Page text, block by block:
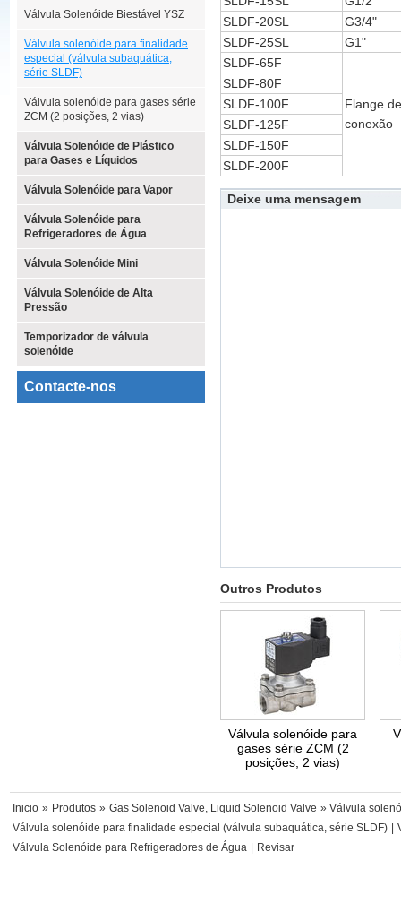
Válvula Solenóide Biestável YSZ
Válvula solenóide para finalidade
especial (válvula subaquática,
série SLDF)
Válvula solenóide para gases série
ZCM (2 posições, 2 vias)
Válvula Solenóide de Plástico
para Gases e Líquidos
Válvula Solenóide para Vapor
Válvula Solenóide para
Refrigeradores de Água
Válvula Solenóide Mini
Válvula Solenóide de Alta
Pressão
Temporizador de válvula
solenóide
Contacte-nos
SLDF-20SL
G3/4"
SLDF-25SL
G1"
SLDF-65F
Flange de
conexão
SLDF-80F
SLDF-100F
SLDF-125F
SLDF-150F
SLDF-200F
Deixe uma mensagem
Outros Produtos
Válvula solenóide para
gases série ZCM (2
posições, 2 vias)
Inicio » Produtos » Gas Solenoid Valve, Liquid Solenoid Valve » Válvula
Válvula solenóide para finalidade especial (válvula subaquática, série SLDF)
Válvula Solenóide para Refrigeradores de Água
Revisar